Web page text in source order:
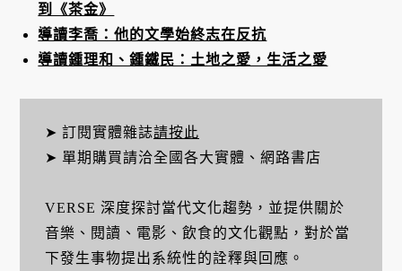
到《茶金》
導讀李喬：他的文學始終志在反抗
導讀鍾理和、鍾鐵民：土地之愛，生活之愛
➤ 訂閱實體雜誌請按此
➤ 單期購買請洽全國各大實體、網路書店
VERSE 深度探討當代文化趨勢，並提供關於
音樂、閱讀、電影、飲食的文化觀點，對於當
下發生事物提出系統性的詮釋與回應。